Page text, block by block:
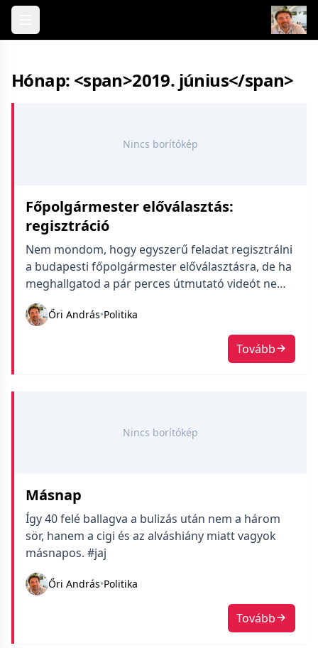
Skip to content
Hónap: <span>2019. június</span>
Nincs borítókép
Főpolgármester előválasztás:
regisztráció
Nem mondom, hogy egyszerű feladat regisztrálni
a budapesti főpolgármester előválasztásra, de ha
meghallgatod a pár perces útmutató videót nem
nagy ügy. A buktató ott lesz, hogy kell hozzá
ügyfélkapu. Ami sajnos nem általános, rengeteg
embert kizárnak ezzel már előre. #politika
#budapest #kileszafőpolgi #valasztasok2019
Őri András•Politika
Tovább
Nincs borítókép
Másnap
Így 40 felé ballagva a bulizás után nem a három
sör, hanem a cigi és az alváshiány miatt vagyok
másnapos. #jaj
Őri András•Politika
Tovább